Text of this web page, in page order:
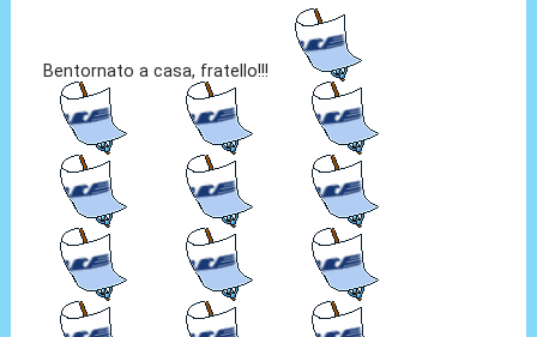
Bentornato a casa, fratello!!!